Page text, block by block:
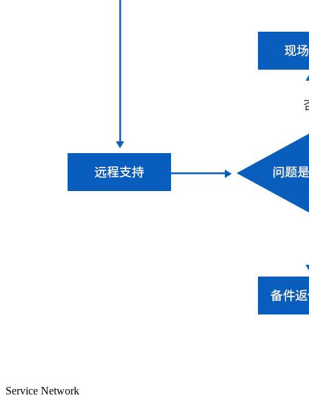
Service Network